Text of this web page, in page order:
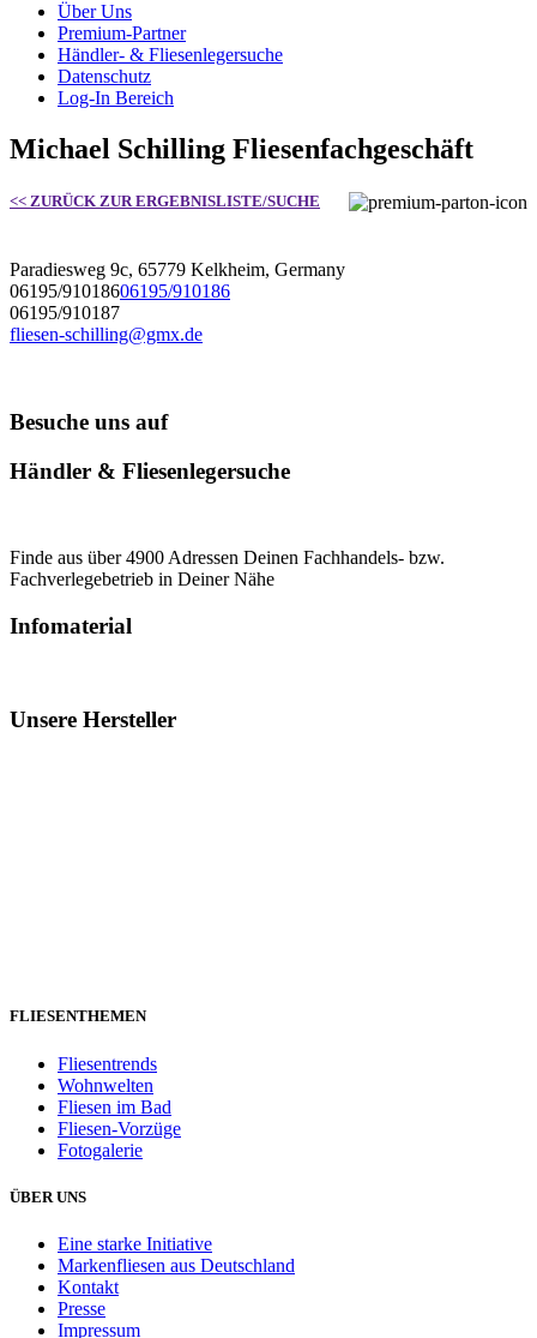
Über Uns
Premium-Partner
Händler- & Fliesenlegersuche
Datenschutz
Log-In Bereich
Michael Schilling Fliesenfachgeschäft
<< ZURÜCK ZUR ERGEBNISLISTE/SUCHE
Paradiesweg 9c, 65779 Kelkheim, Germany
06195/91018606195/910186
06195/910187
fliesen-schilling@gmx.de
Besuche uns auf
Händler & Fliesenlegersuche
Finde aus über 4900 Adressen Deinen Fachhandels- bzw.
Fachverlegebetrieb in Deiner Nähe
Infomaterial
Unsere Hersteller
FLIESENTHEMEN
Fliesentrends
Wohnwelten
Fliesen im Bad
Fliesen-Vorzüge
Fotogalerie
ÜBER UNS
Eine starke Initiative
Markenfliesen aus Deutschland
Kontakt
Presse
Impressum